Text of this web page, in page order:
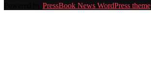
PressBook News WordPress theme